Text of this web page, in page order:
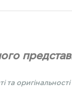
та оригінальності